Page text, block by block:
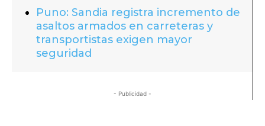
Puno: Sandia registra incremento de
asaltos armados en carreteras y
transportistas exigen mayor
seguridad
- Publicidad -